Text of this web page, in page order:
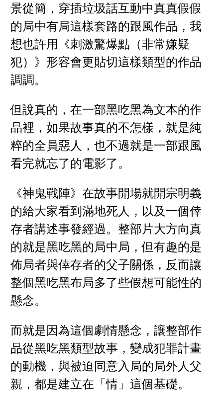
景從簡，穿插垃圾話互動中真真假假
的局中有局這樣套路的跟風作品，我
想也許用《刺激驚爆點（非常嫌疑
犯）》形容會更貼切這樣類型的作品
調調。
但說真的，在一部黑吃黑為文本的作
品裡，如果故事真的不怎樣，就是純
粹的全員惡人，也不過就是一部跟風
看完就忘了的電影了。
《神鬼戰陣》在故事開場就開宗明義
的給大家看到滿地死人，以及一個倖
存者講述事發經過。整部片大方向真
的就是黑吃黑的局中局，但有趣的是
佈局者與倖存者的父子關係，反而讓
整個黑吃黑布局多了些假想可能性的
懸念。
而就是因為這個劇情懸念，讓整部作
品從黑吃黑類型故事，變成犯罪計畫
的動機，與被迫同意入局的局外人父
親，都是建立在「情」這個基礎。